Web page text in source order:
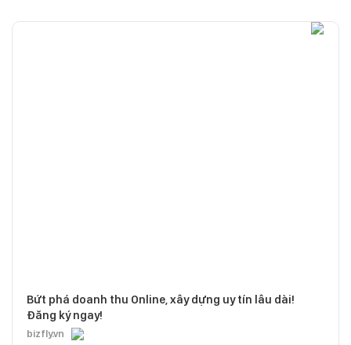
Bứt phá doanh thu Online, xây dựng uy tín lâu dài!
Đăng ký ngay!
bizfly.vn